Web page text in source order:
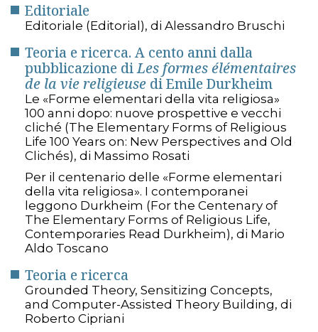
Editoriale
Editoriale (Editorial), di Alessandro Bruschi
Teoria e ricerca. A cento anni dalla
pubblicazione diLes formes élémentaires
de la vie religieuse di Emile Durkheim
Le «Forme elementari della vita religiosa»
100 anni dopo: nuove prospettive e vecchi
cliché (The Elementary Forms of Religious
Life 100 Years on: New Perspectives and Old
Clichés), di Massimo Rosati
Per il centenario delle «Forme elementari
della vita religiosa». I contemporanei
leggono Durkheim (For the Centenary of
The Elementary Forms of Religious Life,
Contemporaries Read Durkheim), di Mario
Aldo Toscano
Teoria e ricerca
Grounded Theory, Sensitizing Concepts,
and Computer-Assisted Theory Building, di
Roberto Cipriani